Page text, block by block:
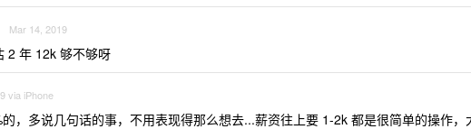
Mar 14, 2019
2 年 12k 够不够呀
via iPhone
，多说几句话的事，不用表现得那么想去...薪资往上要 1-2k 都是很简单的操作，